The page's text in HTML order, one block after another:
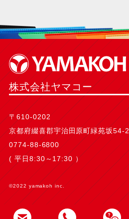
株式会社ヤマコー
〒610-0202
京都府綴喜郡宇治田原町緑苑坂54-2
0774-88-6800
( 平日8:30～17:30 ）
©2022 yamakoh inc.